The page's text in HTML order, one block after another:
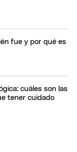
fue y por qué es
cuáles son las
tener cuidado